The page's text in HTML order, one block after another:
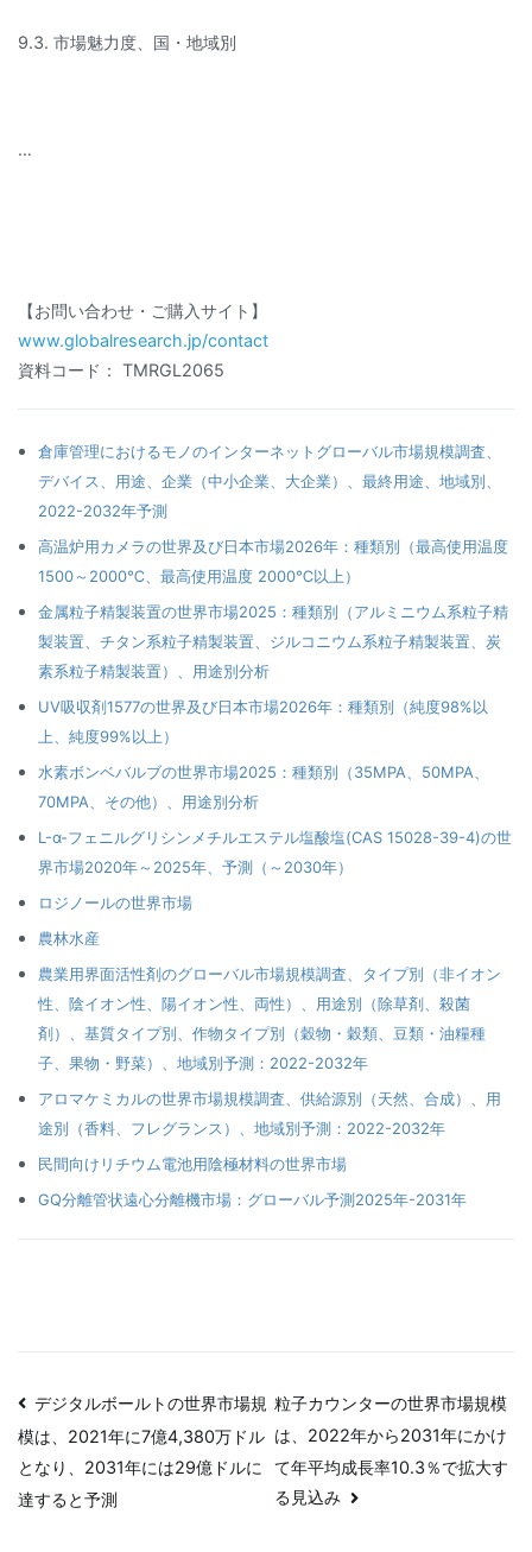
9.3. 市場魅力度、国・地域別
…
【お問い合わせ・ご購入サイト】
www.globalresearch.jp/contact
資料コード： TMRGL2065
倉庫管理におけるモノのインターネットグローバル市場規模調査、
デバイス、用途、企業（中小企業、大企業）、最終用途、地域別、
2022-2032年予測
高温炉用カメラの世界及び日本市場2026年：種類別（最高使用温度
1500～2000℃、最高使用温度 2000℃以上）
金属粒子精製装置の世界市場2025：種類別（アルミニウム系粒子精
製装置、チタン系粒子精製装置、ジルコニウム系粒子精製装置、炭
素系粒子精製装置）、用途別分析
UV吸収剤1577の世界及び日本市場2026年：種類別（純度98%以
上、純度99%以上）
水素ボンベバルブの世界市場2025：種類別（35MPA、50MPA、
70MPA、その他）、用途別分析
L-α-フェニルグリシンメチルエステル塩酸塩(CAS 15028-39-4)の世
界市場2020年～2025年、予測（～2030年）
ロジノールの世界市場
農林水産
農業用界面活性剤のグローバル市場規模調査、タイプ別（非イオン
性、陰イオン性、陽イオン性、両性）、用途別（除草剤、殺菌
剤）、基質タイプ別、作物タイプ別（穀物・穀類、豆類・油糧種
子、果物・野菜）、地域別予測：2022-2032年
アロマケミカルの世界市場規模調査、供給源別（天然、合成）、用
途別（香料、フレグランス）、地域別予測：2022-2032年
民間向けリチウム電池用陰極材料の世界市場
GQ分離管状遠心分離機市場：グローバル予測2025年-2031年
投
稿
ナ
デジタルボールトの世界市場規
模は、2021年に7億4,380万ドル
となり、2031年には29億ドルに
達すると予測
粒子カウンターの世界市場規模
は、2022年から2031年にかけ
て年平均成長率10.3％で拡大す
る見込み